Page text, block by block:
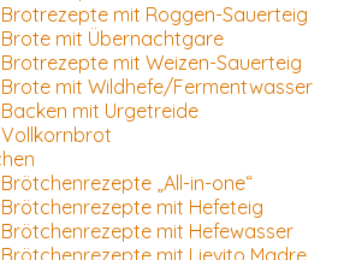
Brotrezepte mit Roggen-Sauerteig
Brote mit Übernachtgare
Brotrezepte mit Weizen-Sauerteig
Brote mit Wildhefe/Fermentwasser
Backen mit Urgetreide
Vollkornbrot
Brötchenrezepte „All-in-one“
Brötchenrezepte mit Hefeteig
Brötchenrezepte mit Hefewasser
Brötchenrezepte mit Lievito Madre